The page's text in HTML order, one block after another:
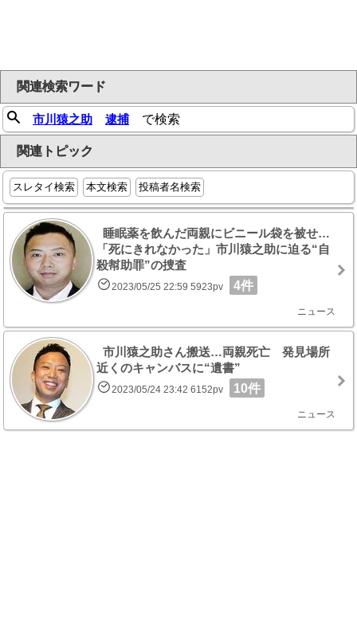
関連検索ワード
市川猿之助 逮捕で検索
関連トピック
スレタイ検索 本文検索 投稿者名検索
睡眠薬を飲んだ両親にビニール袋を被せ…
「死にきれなかった」市川猿之助に迫る“自
殺幇助罪”の捜査
2023/05/25 22:59 5923pv 4件
ニュース
市川猿之助さん搬送…両親死亡 発見場所
近くのキャンバスに“遺書”
2023/05/24 23:42 6152pv 10件
ニュース